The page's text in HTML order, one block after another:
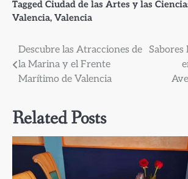
Tagged Ciudad de las Artes y las
Valencia, Valencia
Navegación
de
Descubre las Atracciones de
la Marina y el Frente
Marítimo de Valencia
Sabores
Related Posts